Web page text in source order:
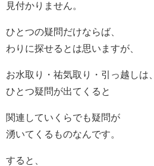
見付かりません。
ひとつの疑問だけならば、
わりに探せるとは思いますが、
お水取り・祐気取り・引っ越しは、
ひとつ疑問が出てくると
関連していくらでも疑問が
湧いてくるものなんです。
すると、